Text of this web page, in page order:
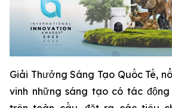
Giải Thưởng Sáng Tạo Quốc Tế,
vinh những sáng tạo có tác